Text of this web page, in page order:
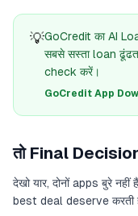
💡GoCredit का AI
सबसे सस्ता loan
check करें।
GoCredit App
तो Final Decision
देखो यार, दोनों apps बुरे
best deal deserve करती